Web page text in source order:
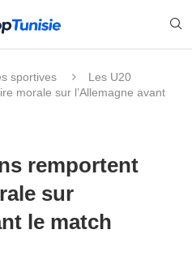
sportives
Les U20
morale sur l’Allemagne avant
remportent
sur
le match